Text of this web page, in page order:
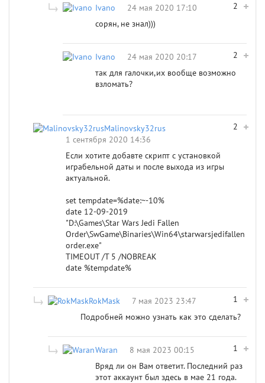
2
Ivano
24 мая 2020 17:10
сорян, не знал)))
2
Ivano
24 мая 2020 20:17
так для галочки,их вообще возможно
взломать?
2
Malinovsky32rus
1 сентября 2020 14:36
Если хотите добавте скрипт с установкой
играбельной даты и после выхода из игры
актуальной.
set tempdate=%date:~-10%
date 12-09-2019
"D:\Games\Star Wars Jedi Fallen
Order\SwGame\Binaries\Win64\starwarsjedifallen
order.exe"
TIMEOUT /T 5 /NOBREAK
date %tempdate%
1
RokMask
7 мая 2023 23:47
Подробней можно узнать как это сделать?
1
Waran
8 мая 2023 00:15
Вряд ли он Вам ответит. Последний раз
этот аккаунт был здесь в мае 21 года.